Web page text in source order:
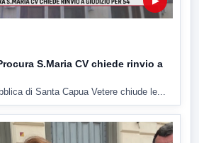
S.Maria CV chiede rinvio a
di Santa Capua Vetere chiude le...